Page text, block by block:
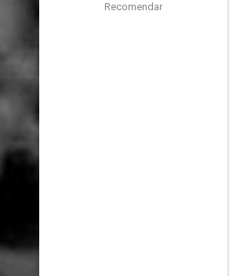
Recomendar